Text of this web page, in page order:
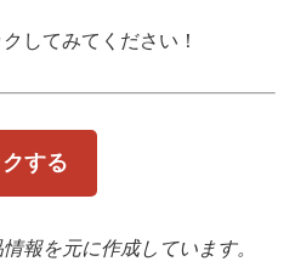
してみてください！
する
報を元に作成しています。